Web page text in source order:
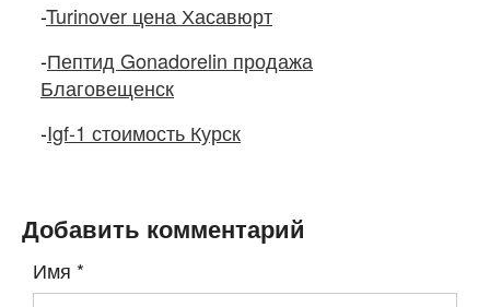
-Turinover цена Хасавюрт
-Пептид Gonadorelin продажа
Благовещенск
-Igf-1 стоимость Курск
Добавить комментарий
Имя *